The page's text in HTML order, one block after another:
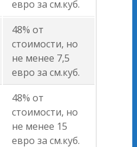
евро за см.куб.
48% от
стоимости, но
не менее 7,5
евро за см.куб.
48% от
стоимости, но
не менее 15
евро за см.куб.